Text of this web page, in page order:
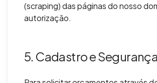
(scraping) das páginas do nosso
autorização.
5. Cadastro e Segurança